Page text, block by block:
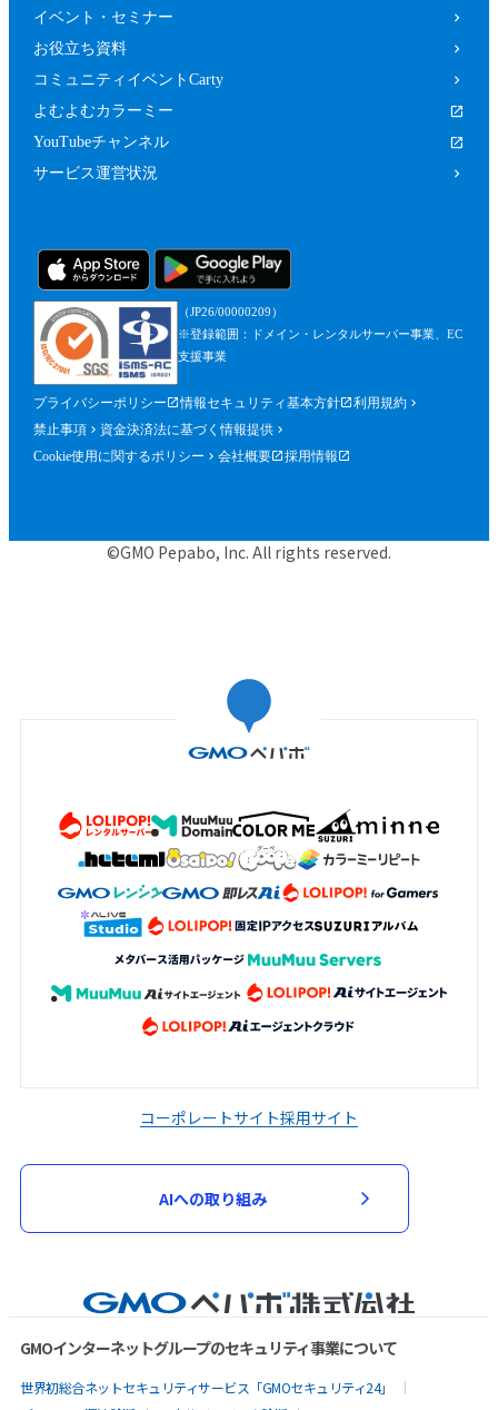
イベント・セミナー
お役立ち資料
コミュニティイベントCarty
よむよむカラーミー
YouTubeチャンネル
サービス運営状況
（JP26/00000209）
※登録範囲：ドメイン・レンタルサーバー事業、EC
支援事業
プライバシーポリシー 情報セキュリティ基本方針
利用規約
禁止事項
資金決済法に基づく情報提供
Cookie使用に関するポリシー
会社概要 採用情報
©GMO Pepabo, Inc. All rights reserved.
コーポレートサイト採用サイト
AIへの取り組み
GMOインターネットグループのセキュリティ事業について
世界初総合ネットセキュリティサービス「GMOセキュリティ24」